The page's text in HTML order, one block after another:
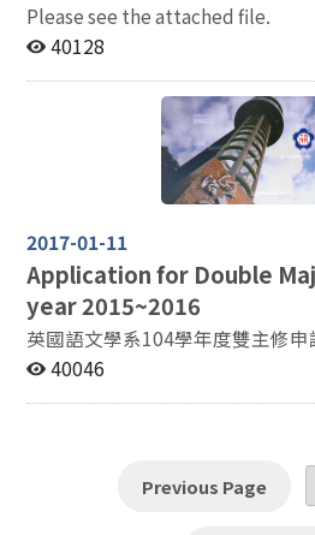
Please see the attached file.
40128
2017-01-11
Application for Double
year 2015~2016
英國語文學系104學年
May, 2015 一、報
試: a. 通過筆試之後才能參加口試
則全部皆參加口試）。 b. 英
40046
Previous Page